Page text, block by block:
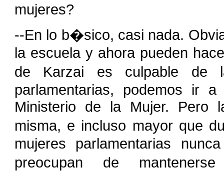
mujeres?
--En lo b�sico, casi nada.
la escuela y ahora pueden
de Karzai es culpable de
parlamentarias, podemos ir
Ministerio de la Mujer. Pero
misma, e incluso mayor que
mujeres parlamentarias
preocupan de